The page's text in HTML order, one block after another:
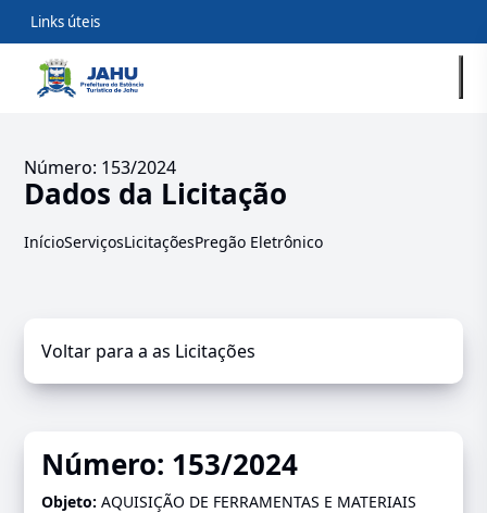
Links úteis
Número: 153/2024
Dados da Licitação
InícioServiçosLicitaçõesPregão Eletrônico
Voltar para a as Licitações
Número: 153/2024
Objeto:AQUISIÇÃO DE FERRAMENTAS E MATERIAIS